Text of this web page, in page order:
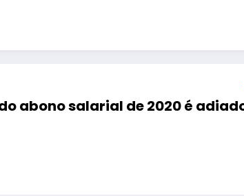
abono salarial de 2020 é